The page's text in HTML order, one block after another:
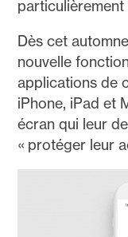
particulièrement
Dès cet
nouvelle
applications de
iPhone, iPad et
écran qui leur
« protéger leur